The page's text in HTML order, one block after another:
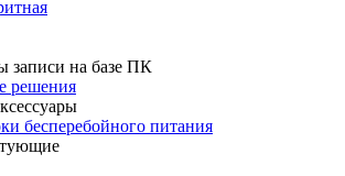
записи на базе ПК
решения
бесперебойного питания